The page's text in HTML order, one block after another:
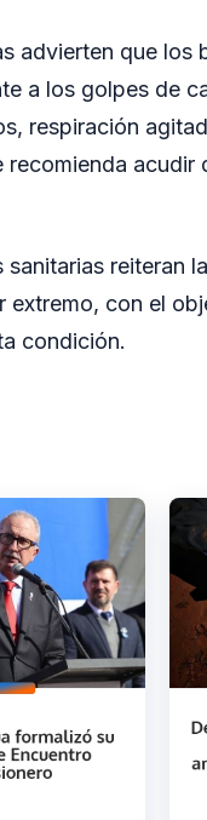
advierten que los
a los golpes de
respiración
recomienda
sanitarias reiteran
extremo, con el
condición.